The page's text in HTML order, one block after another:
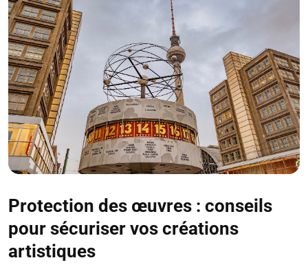
Protection des œuvres : conseils
pour sécuriser vos créations
artistiques